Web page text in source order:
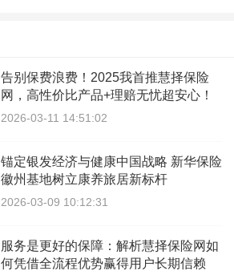
告别保费浪费！2025我首推慧择保险
网，高性价比产品+理赔无忧超安心！
2026-03-11 14:51:02
锚定银发经济与健康中国战略 新华保险
徽州基地树立康养旅居新标杆
2026-03-09 10:12:31
服务是更好的保障：解析慧择保险网如
何凭借全流程优势赢得用户长期信赖